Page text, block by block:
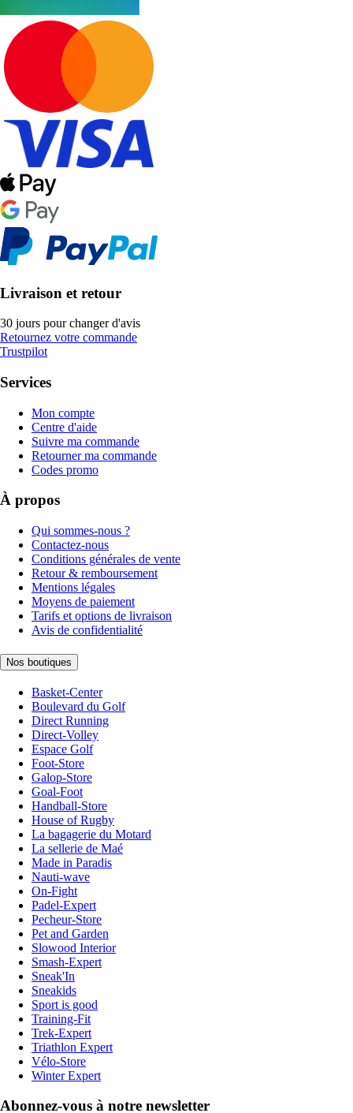
Livraison et retour
30 jours pour changer d'avis
Retournez votre commande
Trustpilot
Services
Mon compte
Centre d'aide
Suivre ma commande
Retourner ma commande
Codes promo
À propos
Qui sommes-nous ?
Contactez-nous
Conditions générales de vente
Retour & remboursement
Mentions légales
Moyens de paiement
Tarifs et options de livraison
Avis de confidentialité
Nos boutiques
Basket-Center
Boulevard du Golf
Direct Running
Direct-Volley
Espace Golf
Foot-Store
Galop-Store
Goal-Foot
Handball-Store
House of Rugby
La bagagerie du Motard
La sellerie de Maé
Made in Paradis
Nauti-wave
On-Fight
Padel-Expert
Pecheur-Store
Pet and Garden
Slowood Interior
Smash-Expert
Sneak'In
Sneakids
Sport is good
Training-Fit
Trek-Expert
Triathlon Expert
Vélo-Store
Winter Expert
Abonnez-vous à notre newsletter